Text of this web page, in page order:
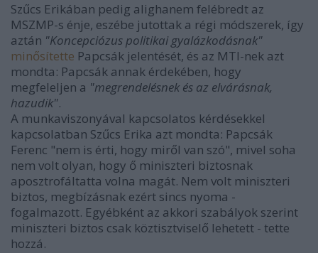
Szűcs Erikában pedig alighanem felébredt az
MSZMP-s énje, eszébe jutottak a régi módszerek, így
aztán "Koncepciózus politikai gyalázkodásnak"
minősítette Papcsák jelentését, és az MTI-nek azt
mondta: Papcsák annak érdekében, hogy
megfeleljen a "megrendelésnek és az elvárásnak,
hazudik".
A munkaviszonyával kapcsolatos kérdésekkel
kapcsolatban Szűcs Erika azt mondta: Papcsák
Ferenc "nem is érti, hogy miről van szó", mivel soha
nem volt olyan, hogy ő miniszteri biztosnak
aposztrofáltatta volna magát. Nem volt miniszteri
biztos, megbízásnak ezért sincs nyoma -
fogalmazott. Egyébként az akkori szabályok szerint
miniszteri biztos csak köztisztviselő lehetett - tette
hozzá.